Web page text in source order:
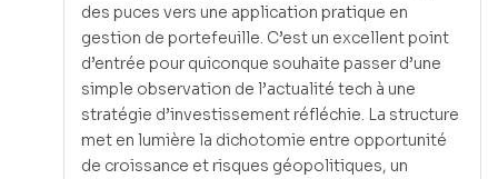
des puces vers une application pratique en
gestion de portefeuille. C’est un excellent point
d’entrée pour quiconque souhaite passer d’une
simple observation de l’actualité tech à une
stratégie d’investissement réfléchie. La structure
met en lumière la dichotomie entre opportunité
de croissance et risques géopolitiques, un